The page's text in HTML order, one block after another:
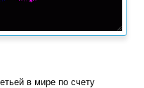
в мире по счету